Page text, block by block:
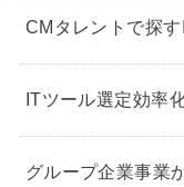
CMタレントで探
ITツール選定効率
グループ企業事業